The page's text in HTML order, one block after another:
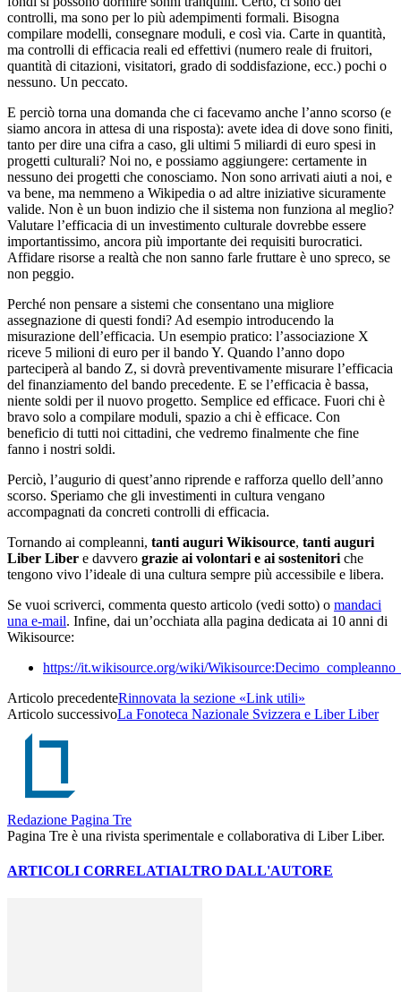
controlli, ma sono per lo più adempimenti formali. Bisogna
compilare modelli, consegnare moduli, e così via. Carte in quantità,
ma controlli di efficacia reali ed effettivi (numero reale di fruitori,
quantità di citazioni, visitatori, grado di soddisfazione, ecc.) pochi o
nessuno. Un peccato.
E perciò torna una domanda che ci facevamo anche l’anno scorso (e
siamo ancora in attesa di una risposta): avete idea di dove sono finiti,
tanto per dire una cifra a caso, gli ultimi 5 miliardi di euro spesi in
progetti culturali? Noi no, e possiamo aggiungere: certamente in
nessuno dei progetti che conosciamo. Non sono arrivati aiuti a noi, e
va bene, ma nemmeno a Wikipedia o ad altre iniziative sicuramente
valide. Non è un buon indizio che il sistema non funziona al meglio?
Valutare l’efficacia di un investimento culturale dovrebbe essere
importantissimo, ancora più importante dei requisiti burocratici.
Affidare risorse a realtà che non sanno farle fruttare è uno spreco, se
non peggio.
Perché non pensare a sistemi che consentano una migliore
assegnazione di questi fondi? Ad esempio introducendo la
misurazione dell’efficacia. Un esempio pratico: l’associazione X
riceve 5 milioni di euro per il bando Y. Quando l’anno dopo
parteciperà al bando Z, si dovrà preventivamente misurare l’efficacia
del finanziamento del bando precedente. E se l’efficacia è bassa,
niente soldi per il nuovo progetto. Semplice ed efficace. Fuori chi è
bravo solo a compilare moduli, spazio a chi è efficace. Con
beneficio di tutti noi cittadini, che vedremo finalmente che fine
fanno i nostri soldi.
Perciò, l’augurio di quest’anno riprende e rafforza quello dell’anno
scorso. Speriamo che gli investimenti in cultura vengano
accompagnati da concreti controlli di efficacia.
Tornando ai compleanni, tanti auguri Wikisource, tanti auguri
Liber Liber e davvero grazie ai volontari e ai sostenitori che
tengono vivo l’ideale di una cultura sempre più accessibile e libera.
Se vuoi scriverci, commenta questo articolo (vedi sotto) o mandaci
una e-mail. Infine, dai un’occhiata alla pagina dedicata ai 10 anni di
Wikisource:
https://it.wikisource.org/wiki/
Articolo precedenteRinnovata la sezione «Link utili»
Articolo successivoLa Fonoteca Nazionale Svizzera e Liber Liber
Redazione Pagina Tre
Pagina Tre è una rivista sperimentale e collaborativa di Liber Liber.
ARTICOLI CORRELATIALTRO DALL'AUTORE